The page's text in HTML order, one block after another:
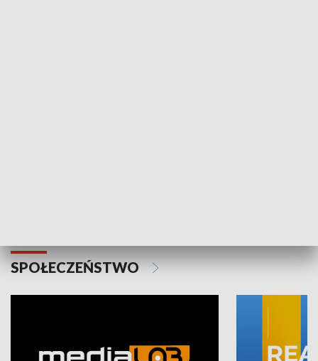
SPOŁECZEŃSTWO